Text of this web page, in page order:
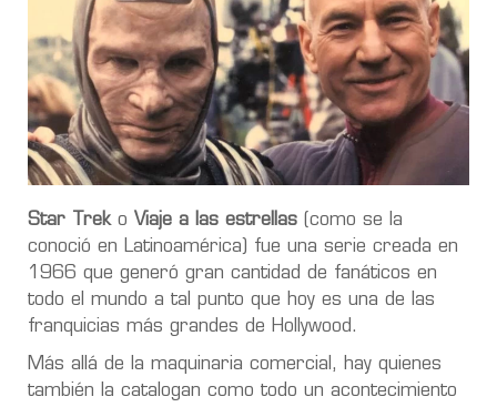
Star Treko Viaje a las estrellas (como se la
conoció en Latinoamérica) fue una serie creada en
1966 que generó gran cantidad de fanáticos en
todo el mundo a tal punto que hoy es una de las
franquicias más grandes de Hollywood.
Más allá de la maquinaria comercial, hay quienes
también la catalogan como todo un acontecimiento